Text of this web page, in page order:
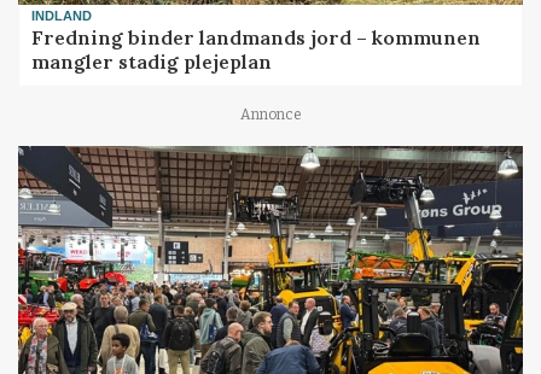
INDLAND
Fredning binder landmands jord – kommunen
mangler stadig plejeplan
Annonce